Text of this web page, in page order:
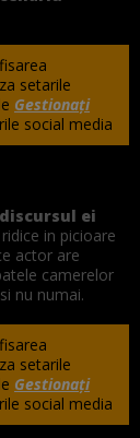
setarile
Gestionați
social media
ei
in picioare
actor are
camerelor
nu numai.
setarile
Gestionați
social media